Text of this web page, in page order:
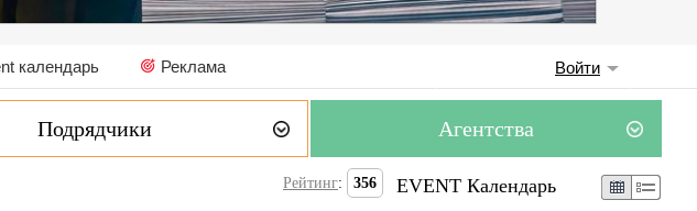
календарь Реклама Войти
Подрядчики Агентства
Рейтинг: 356 EVENT Календарь